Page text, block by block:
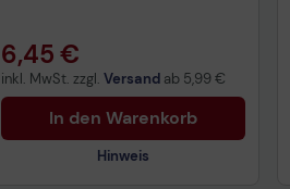
6,45 €
inkl. MwSt. zzgl. Versand ab 5,99 €
In den Warenkorb
Hinweis